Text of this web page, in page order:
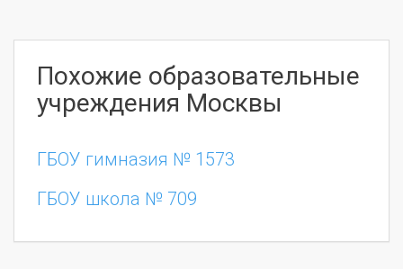
Похожие образовательные
учреждения Москвы
ГБОУ гимназия № 1573
ГБОУ школа № 709